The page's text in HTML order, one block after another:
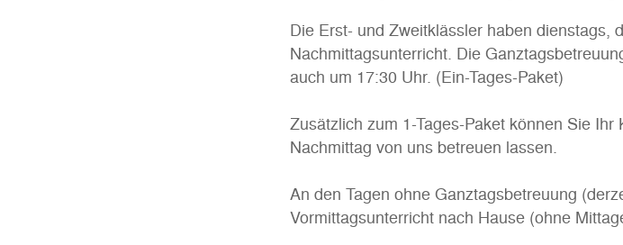
Die Erst- und Zweitklässler haben dienstags,
Nachmittagsunterricht. Die
auch um 17:30 Uhr. (Ein-Tages-Paket)
Zusätzlich zum 1-Tages-Paket können Sie
Nachmittag von uns betreuen lassen.
An den Tagen ohne Ganztagsbetreuung
Vormittagsunterricht nach Hause (ohne